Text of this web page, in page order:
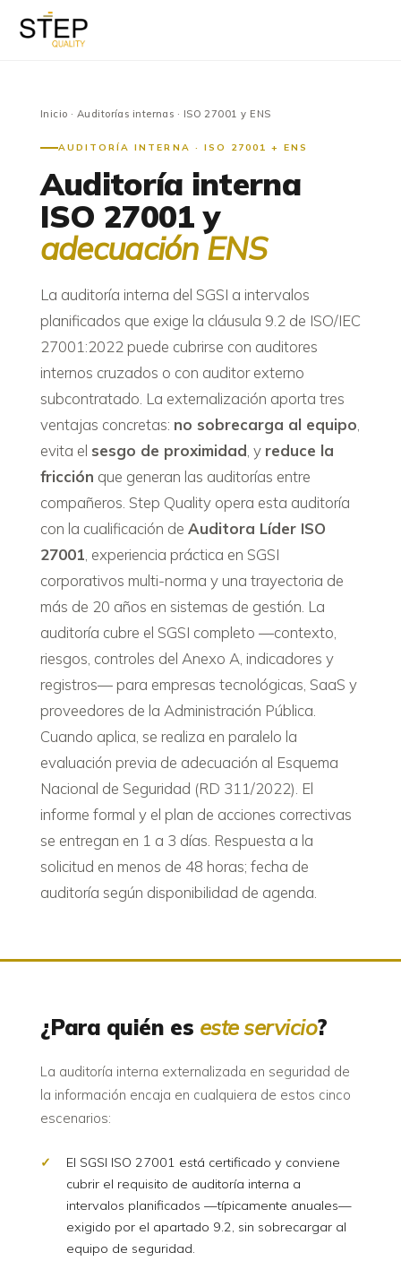
Inicio · Auditorías internas · ISO 27001 y ENS
AUDITORÍA INTERNA · ISO 27001 + ENS
Auditoría interna
ISO 27001 y
adecuación ENS
La auditoría interna del SGSI a intervalos
planificados que exige la cláusula 9.2 de ISO/IEC
27001:2022 puede cubrirse con auditores
internos cruzados o con auditor externo
subcontratado. La externalización aporta tres
ventajas concretas: no sobrecarga al equipo
evita el sesgo de proximidad , y reduce la
fricción que generan las auditorías entre
compañeros. Step Quality opera esta auditoría
con la cualificación de Auditora Líder ISO
27001 , experiencia práctica en SGSI
corporativos multi-norma y una trayectoria de
más de 20 años en sistemas de gestión. La
auditoría cubre el SGSI completo —contexto,
riesgos, controles del Anexo A, indicadores y
registros— para empresas tecnológicas, SaaS y
proveedores de la Administración Pública.
Cuando aplica, se realiza en paralelo la
evaluación previa de adecuación al Esquema
Nacional de Seguridad (RD 311/2022). El
informe formal y el plan de acciones correctivas
se entregan en 1 a 3 días. Respuesta a la
solicitud en menos de 48 horas; fecha de
auditoría según disponibilidad de agenda.
¿Para quién es este servicio?
La auditoría interna externalizada en seguridad de
la información encaja en cualquiera de estos cinco
escenarios:
El SGSI ISO 27001 está certificado y conviene
cubrir el requisito de auditoría interna a
intervalos planificados —típicamente anuales—
exigido por el apartado 9.2, sin sobrecargar al
equipo de seguridad.